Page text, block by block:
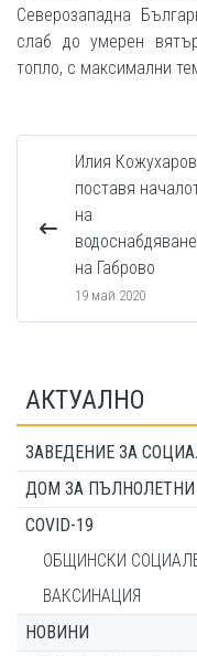
Северозападна
слаб до умерен
топло, с максимални
Илия Кожухаров
поставя
на
на Габрово
19 май 2020
АКТУАЛНО
ЗАВЕДЕНИЕ ЗА
ДОМ ЗА
COVID-19
ОБЩИНСКИ
ВАКСИНАЦИЯ
НОВИНИ